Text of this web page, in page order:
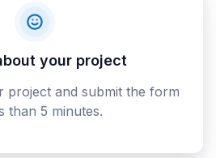
your project
project and submit the form
than 5 minutes.